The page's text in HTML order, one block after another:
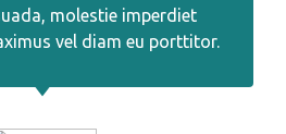
molestie imperdiet
vel diam eu porttitor.